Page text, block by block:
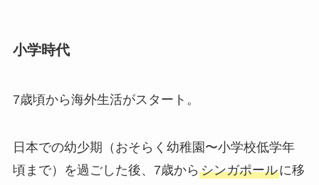
小学時代
7歳頃から海外生活がスタート。
日本での幼少期（おそらく幼稚園〜小学校低学年
頃まで）を過ごした後、7歳から シンガポールに移